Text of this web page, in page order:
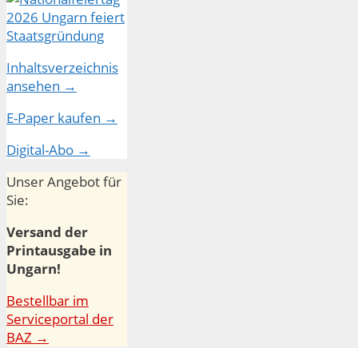
Inhaltsverzeichnis
ansehen →
E-Paper kaufen →
Digital-Abo →
Unser Angebot für
Sie:
Versand der
Printausgabe in
Ungarn!
Bestellbar im
Serviceportal der
BAZ →